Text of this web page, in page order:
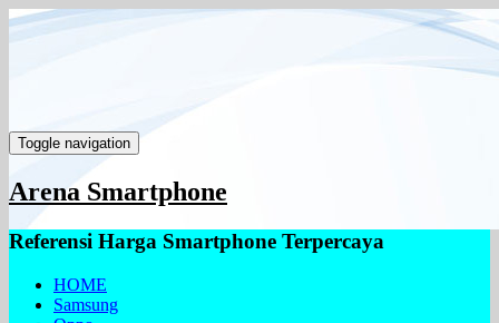
Toggle navigation
Arena Smartphone
Referensi Harga Smartphone Terpercaya
HOME
Samsung